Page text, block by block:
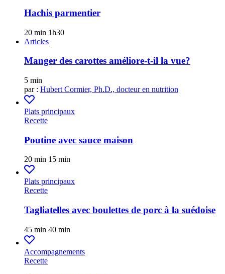
Hachis parmentier
20 min 1h30
Articles
Manger des carottes améliore-t-il la vue?
5 min
par : Hubert Cormier, Ph.D., docteur en nutrition
Plats principaux
Recette
Poutine avec sauce maison
20 min 15 min
Plats principaux
Recette
Tagliatelles avec boulettes de porc à la suédoise
45 min 40 min
Accompagnements
Recette